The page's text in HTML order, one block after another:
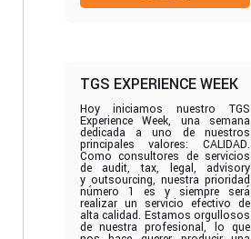
TGS EXPERIENCE WEEK
Hoy iniciamos nuestro TGS
Experience Week, una semana
dedicada a uno de nuestros
principales valores: CALIDAD.
Como consultores de servicios
de audit, tax, legal, advisory
y outsourcing, nuestra prioridad
número 1 es y siempre será
realizar un servicio efectivo de
alta calidad. Estamos orgullosos
de nuestra profesional, lo que